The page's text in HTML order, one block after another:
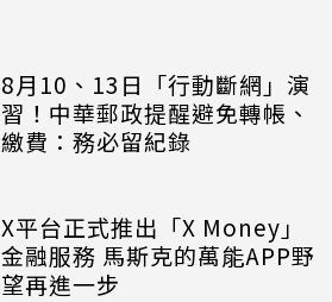
8月10、13日「行動斷網」演
習！中華郵政提醒避免轉帳、
繳費：務必留紀錄
X平台正式推出「X Money」
金融服務 馬斯克的萬能APP野
望再進一步